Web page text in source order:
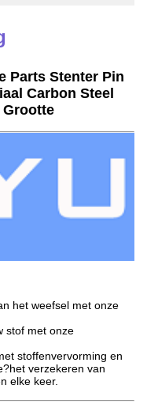
Parts Stenter Pin
Carbon Steel
Grootte
het weefsel met onze
stof met onze
stoffenvervorming en
verzekeren van
elke keer.